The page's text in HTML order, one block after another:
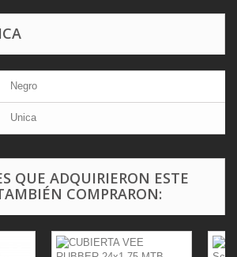
Negro
Unica
QUE ADQUIRIERON ESTE
COMPRARON: